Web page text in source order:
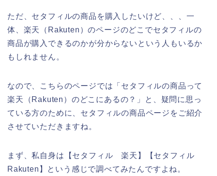
ただ、セタフィルの商品を購入したいけど、、、一
体、楽天（Rakuten）のページのどこでセタフィルの
商品が購入できるのかが分からないという人もいるか
もしれません。
なので、こちらのページでは「セタフィルの商品って
楽天（Rakuten）のどこにあるの？」と、疑問に思っ
ている方のために、セタフィルの商品ページをご紹介
させていただきますね。
まず、私自身は【セタフィル 楽天】【セタフィル
Rakuten】という感じで調べてみたんですよね。